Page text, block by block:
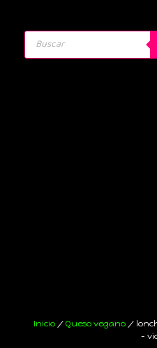
Inicio/ Queso vegano/
–